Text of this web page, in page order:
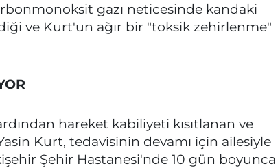
gazı neticesinde kandaki
ve Kurt'un ağır bir "toksik zehirlenme"
hareket kabiliyeti kısıtlanan ve
Kurt, tedavisinin devamı için ailesiyle
Şehir Hastanesi'nde 10 gün boyunca